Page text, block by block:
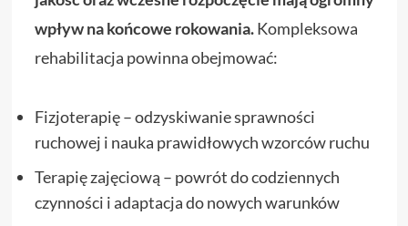
wpływ na końcowe rokowania.Kompleksowa
rehabilitacja powinna obejmować:
Fizjoterapię – odzyskiwanie sprawności
ruchowej i nauka prawidłowych wzorców ruchu
Terapię zajęciową – powrót do codziennych
czynności i adaptacja do nowych warunków